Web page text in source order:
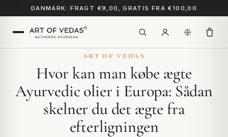
DANMARK: FRAGT €9,00, GRATIS FRA €100,00
ART OF VEDAS
Hvor kan man købe ægte
Ayurvedic olier i Europa: Sådan
skelner du det ægte fra
efterligningen